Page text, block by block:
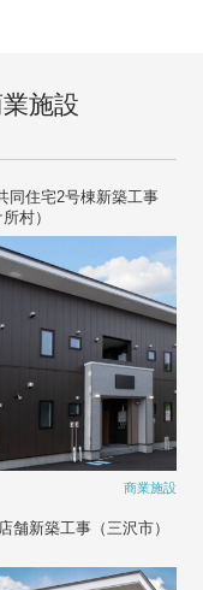
施設
同住宅2号棟新築工事
村）
商業施設
舗新築工事（三沢市）